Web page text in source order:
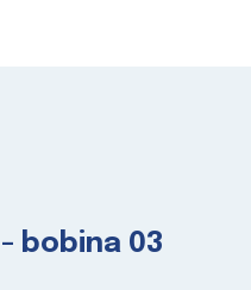
bobina 03